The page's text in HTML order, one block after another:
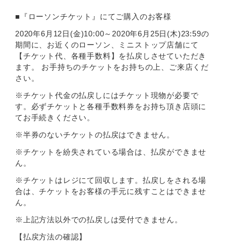
■『ローソンチケット』にてご購入のお客様
2020年6月12日(金)10:00～2020年6月25日(木)23:59の
期間に、お近くのローソン、ミニストップ店舗にて
【チケット代、各種手数料】を払戻しさせていただき
ます。 お手持ちのチケットをお持ちの上、ご来店くだ
さい。
※チケット代金の払戻しにはチケット現物が必要で
す。必ずチケットと各種手数料券をお持ち頂き店頭に
てお手続きください。
※半券のないチケットの払戻はできません。
※チケットを紛失されている場合は、払戻ができませ
ん。
※チケットはレジにて回収します。払戻しをされる場
合は、チケットをお客様の手元に残すことはできませ
ん。
※上記方法以外での払戻しは受付できません。
【払戻方法の確認】